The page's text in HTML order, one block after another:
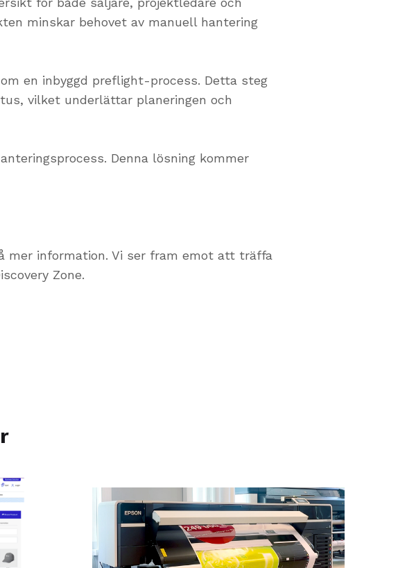
minskar behovet av manuell hantering
en inbyggd preflight-process. Detta steg
vilket underlättar planeringen och
Denna lösning kommer
mer information. Vi ser fram emot att träffa
Zone.